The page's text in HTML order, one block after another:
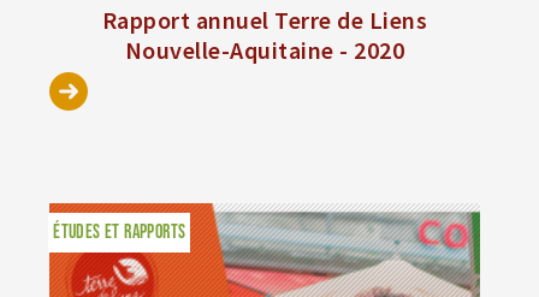
Rapport annuel Terre de Liens
Nouvelle-Aquitaine - 2020
ÉTUDES ET RAPPORTS